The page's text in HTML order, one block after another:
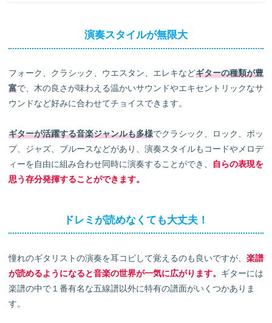
演奏スタイルが無限大
フォーク、クラシック、ウエスタン、エレキなどギターの種類が豊
富で、木の良さが味わえる温かいサウンドやエキセントリックなサ
ウンドなど好みに合わせてチョイスできます。
ギターが活躍する音楽ジャンルも多様でクラシック、ロック、ポッ
プ、ジャズ、ブルースなどがあり、演奏スタイルもコードやメロデ
ィーを自由に組み合わせ同時に演奏することができ、
自らの表現を
思う存分発揮することができます。
ドレミが読めなくても大丈夫！
憧れのギタリストの演奏を耳コピして覚えるのも良いですが、 楽譜
が読めるようになると音楽の世界が一気に広がります。 ギターには
楽譜の中で１番有名な五線譜以外に特有の譜面がいくつかありま
す。